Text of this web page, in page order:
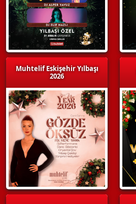
Muhtelif Eskişehir Yılbaşı
2026